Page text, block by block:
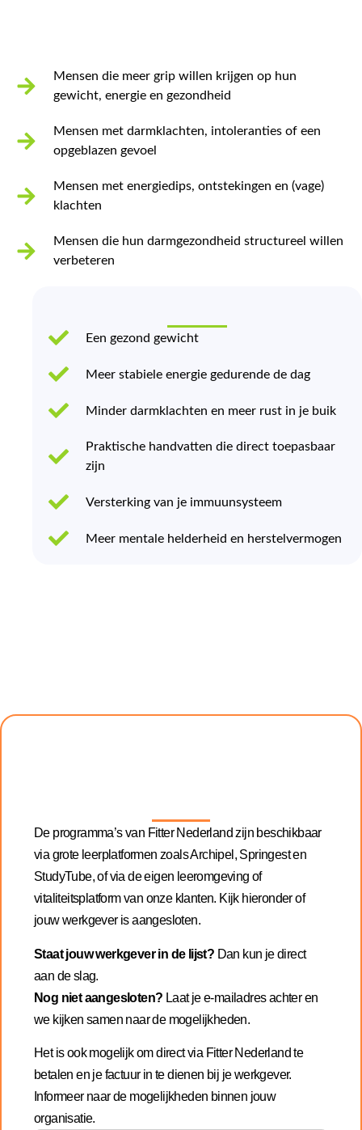
Mensen die meer grip willen krijgen op hun
gewicht, energie en gezondheid
Mensen met darmklachten, intoleranties of een
opgeblazen gevoel
Mensen met energiedips, ontstekingen en (vage)
klachten
Mensen die hun darmgezondheid structureel willen
verbeteren
Een gezond gewicht
Meer stabiele energie gedurende de dag
Minder darmklachten en meer rust in je buik
Praktische handvatten die direct toepasbaar
zijn
Versterking van je immuunsysteem
Meer mentale helderheid en herstelvermogen
De programma’s van Fitter Nederland zijn beschikbaar
via grote leerplatformen zoals Archipel, Springest en
StudyTube, of via de eigen leeromgeving of
vitaliteitsplatform van onze klanten. Kijk hieronder of
jouw werkgever is aangesloten.
Staat jouw werkgever in de lijst? Dan kun je direct
aan de slag.
Nog niet aangesloten? Laat je e-mailadres achter en
we kijken samen naar de mogelijkheden.
Het is ook mogelijk om direct via Fitter Nederland te
betalen en je factuur in te dienen bij je werkgever.
Informeer naar de mogelijkheden binnen jouw
organisatie.